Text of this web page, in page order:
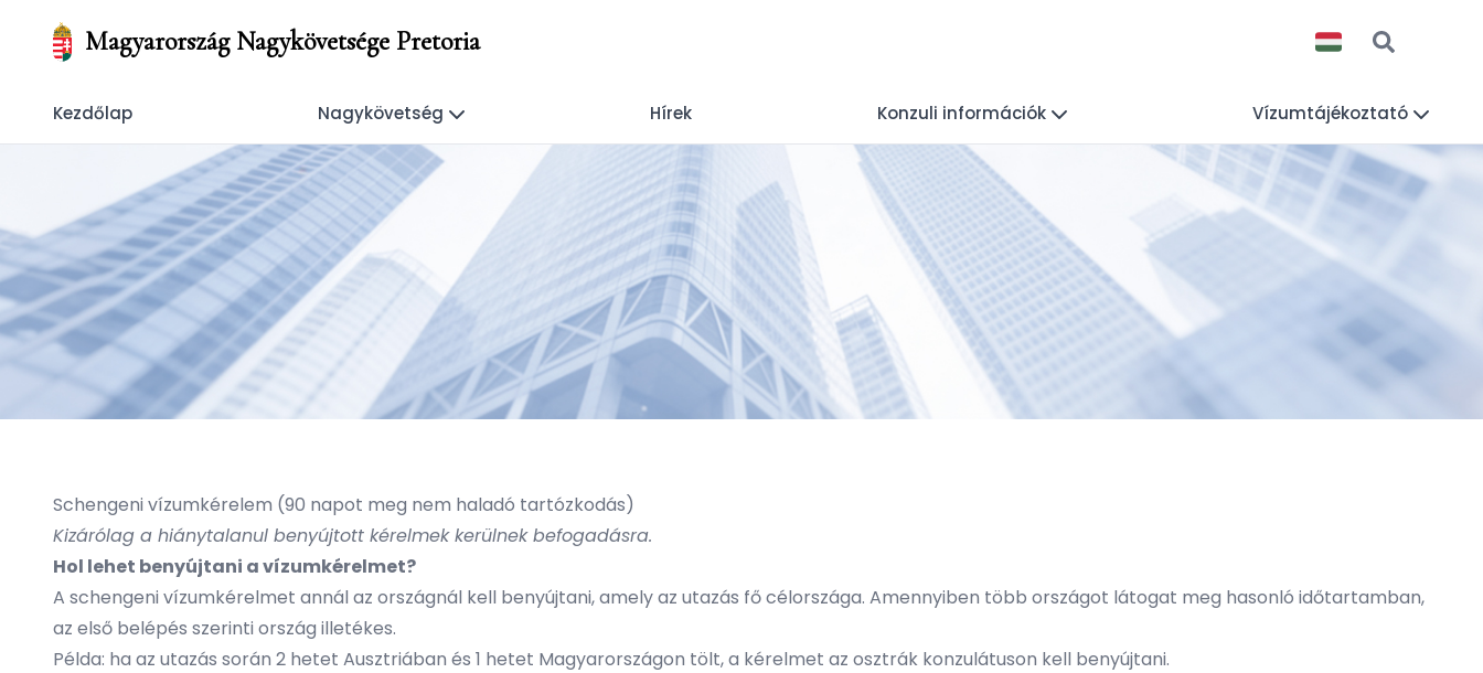
Magyarország Nagykövetsége Pretoria
Kezdőlap Nagykövetség Hírek Konzuli információk Vízumtájékoztató
Schengeni vízumkérelem (90 napot meg nem haladó tartózkodás)
Kizárólag a hiánytalanul benyújtott kérelmek kerülnek befogadásra.
Hol lehet benyújtani a vízumkérelmet?
A schengeni vízumkérelmet annál az országnál kell benyújtani, amely az utazás fő célországa. Amennyiben több országot látogat meg hasonló időtartamban,
az első belépés szerinti ország illetékes.
Példa: ha az utazás során 2 hetet Ausztriában és 1 hetet Magyarországon tölt, a kérelmet az osztrák konzulátuson kell benyújtani.